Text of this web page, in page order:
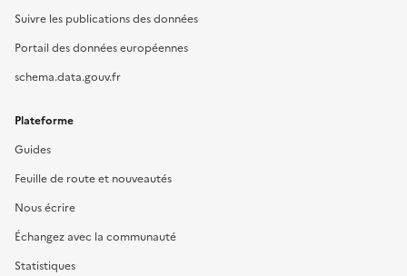
Suivre les publications des données
Portail des données européennes
schema.data.gouv.fr
Plateforme
Guides
Feuille de route et nouveautés
Nous écrire
Échangez avec la communauté
Statistiques